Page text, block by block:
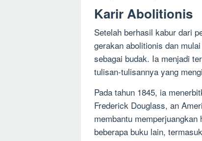
Karir Abolitionis
Setelah berhasil kabur dari
gerakan abolitionis dan
sebagai budak. Ia menjadi
tulisan-tulisannya yang
Pada tahun 1845, ia
Frederick Douglass, an
membantu
beberapa buku lain,